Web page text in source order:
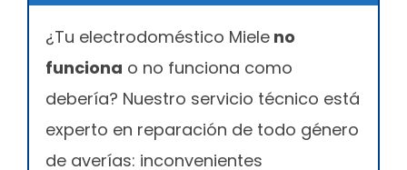
¿Tu electrodoméstico Miele no
funciona o no funciona como
debería? Nuestro servicio técnico está
experto en reparación de todo género
de averías: inconvenientes